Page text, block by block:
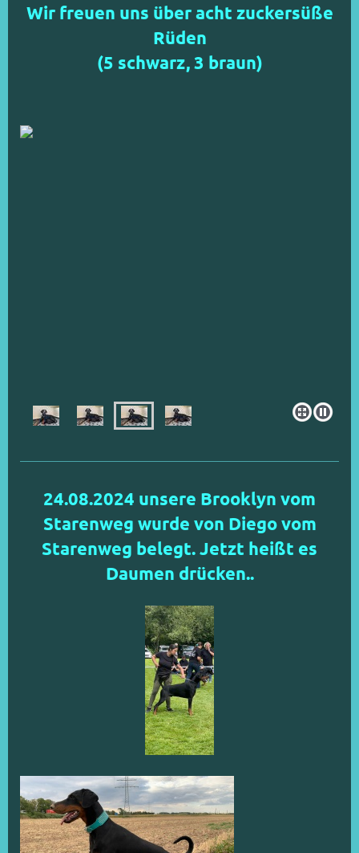
Wir freuen uns über acht zuckersüße
Rüden
(5 schwarz, 3 braun)
24.08.2024 unsere Brooklyn vom
Starenweg wurde von Diego vom
Starenweg belegt. Jetzt heißt es
Daumen drücken..